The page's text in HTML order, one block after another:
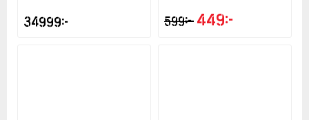
34999kr 599kr 449kr